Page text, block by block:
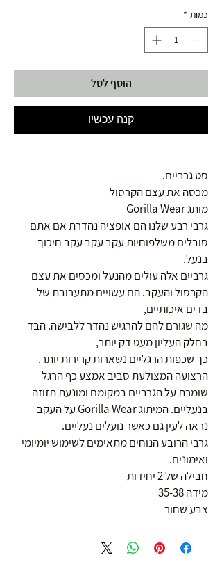
כמות *
הוסף לסל
קנה עכשיו
סט גרביים.
מכסה את עצם הקרסול
מותג Gorilla Wear
גרבי רבע שלנו הם אופציה נהדרת אם אתם
סובלים משלפוחיות עקב עקב עקב חיכוך
בנעל.
גרביים אלה עולים מהנעל ומכסים את עצם
הקרסול והעקב. הם עשויים מתערובת של
בדים איכותיים,
מה שגורם להם להרגיש נהדר ללבישה. הבד
בחלק העליון מעט דק יותר,
כך שכפות הרגליים נשארות קרירות יותר.
הרצועה המצולעת סביב אמצע כף הרגל
שומרת על הגרביים במקומם ומונעת תזוזה
בנעליים. המיתוג Gorilla Wear על העקב
נראה לעין גם כאשר נועלים נעליים.
גרבי הרובע הנוחים מתאימים לשימוש יומיומי
ואימונים.
חבילה של 2 יחידות
מידה 35-38
צבע שחור